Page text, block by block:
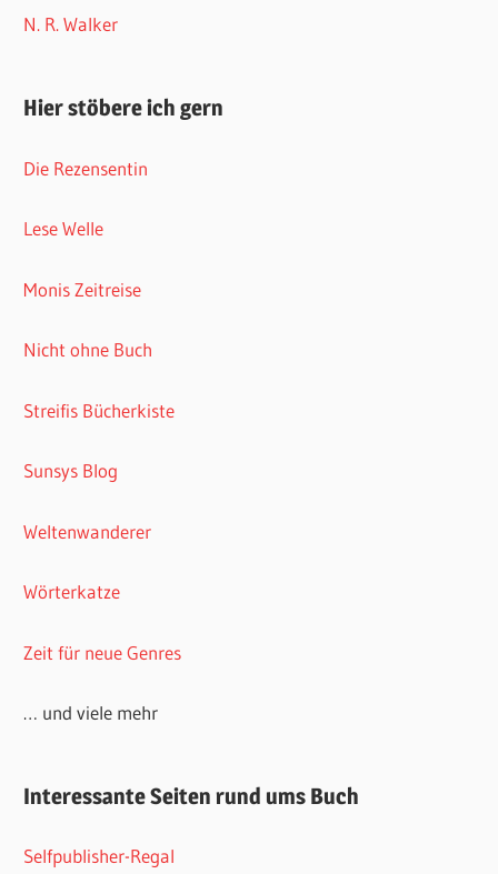
N. R. Walker
Hier stöbere ich gern
Die Rezensentin
Lese Welle
Monis Zeitreise
Nicht ohne Buch
Streifis Bücherkiste
Sunsys Blog
Weltenwanderer
Wörterkatze
Zeit für neue Genres
… und viele mehr
Interessante Seiten rund ums Buch
Selfpublisher-Regal